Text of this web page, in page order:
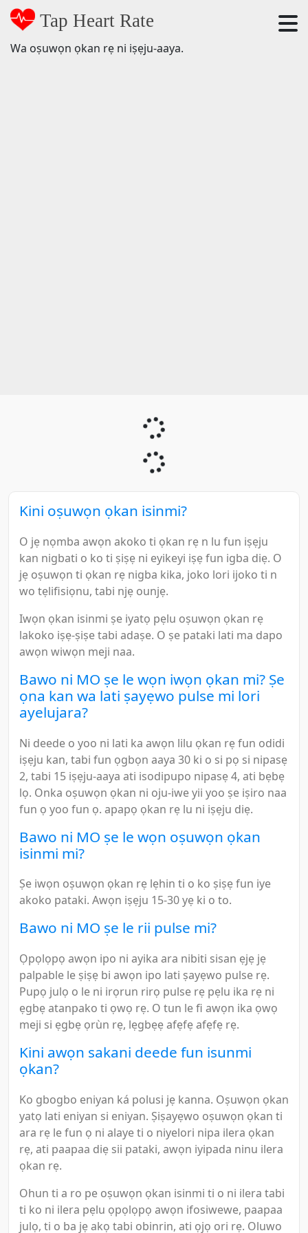
Tap Heart Rate
Wa oṣuwọn ọkan rẹ ni iṣẹju-aaya.
Kini oṣuwọn ọkan isinmi?
O jẹ nọmba awọn akoko ti ọkan rẹ n lu fun iṣẹju
kan nigbati o ko ti ṣiṣẹ ni eyikeyi iṣẹ fun igba diẹ. O
jẹ oṣuwọn ti ọkan rẹ nigba kika, joko lori ijoko ti n
wo tẹlifisiọnu, tabi njẹ ounjẹ.
Iwọn ọkan isinmi ṣe iyatọ pẹlu oṣuwọn ọkan rẹ
lakoko iṣẹ-ṣiṣe tabi adaṣe. O ṣe pataki lati ma dapo
awọn wiwọn meji naa.
Bawo ni MO ṣe le wọn iwọn ọkan mi? Ṣe
ọna kan wa lati ṣayẹwo pulse mi lori
ayelujara?
Ni deede o yoo ni lati ka awọn lilu ọkan rẹ fun odidi
iṣẹju kan, tabi fun ọgbọn aaya 30 ki o si pọ si nipasẹ
2, tabi 15 iṣẹju-aaya ati isodipupo nipasẹ 4, ati bẹbẹ
lọ. Onka oṣuwọn ọkan ni oju-iwe yii yoo ṣe iṣiro naa
fun ọ yoo fun ọ. apapọ ọkan rẹ lu ni iṣẹju diẹ.
Bawo ni MO ṣe le wọn oṣuwọn ọkan
isinmi mi?
Ṣe iwọn oṣuwọn ọkan rẹ lẹhin ti o ko ṣiṣẹ fun iye
akoko pataki. Awọn iṣẹju 15-30 yẹ ki o to.
Bawo ni MO ṣe le rii pulse mi?
Ọpọlọpọ awọn ipo ni ayika ara nibiti sisan ẹjẹ jẹ
palpable le ṣiṣẹ bi awọn ipo lati ṣayẹwo pulse rẹ.
Pupọ julọ o le ni irọrun rirọ pulse rẹ pẹlu ika rẹ ni
ẹgbẹ atanpako ti ọwọ rẹ. O tun le fi awọn ika ọwọ
meji si ẹgbẹ ọrùn rẹ, lẹgbẹẹ afẹfẹ afẹfẹ rẹ.
Kini awọn sakani deede fun isunmi
ọkan?
Ko gbogbo eniyan ká polusi jẹ kanna. Oṣuwọn ọkan
yatọ lati eniyan si eniyan. Ṣiṣayẹwo oṣuwọn ọkan ti
ara rẹ le fun ọ ni alaye ti o niyelori nipa ilera ọkan
rẹ, ati paapaa diẹ sii pataki, awọn iyipada ninu ilera
ọkan rẹ.
Ohun ti a ro pe oṣuwọn ọkan isinmi ti o ni ilera tabi
ti ko ni ilera pẹlu ọpọlọpọ awọn ifosiwewe, paapaa
julọ, ti o ba jẹ akọ tabi obinrin, ati ọjọ ori rẹ. Oluwo